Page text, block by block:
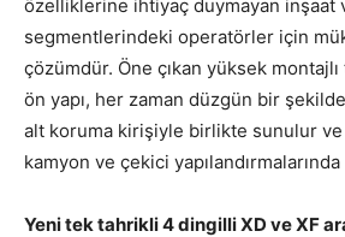
özelliklerine ihtiyaç duymayan inşaat
segmentlerindeki operatörler için
çözümdür. Öne çıkan yüksek
ön yapı, her zaman düzgün bir
alt koruma kirişiyle birlikte sunulur ve
kamyon ve çekici
Yeni tek tahrikli 4 dingilli XD ve XF